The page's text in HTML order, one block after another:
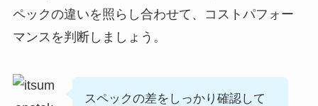
ペックの違いを照らし合わせて、コストパフォー
マンスを判断しましょう。
スペックの差をしっかり確認して